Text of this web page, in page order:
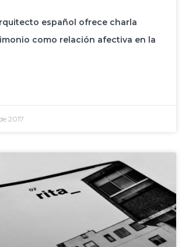
español ofrece charla
como relación afectiva en la
2017